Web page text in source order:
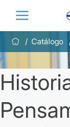
contenido
Catálogo